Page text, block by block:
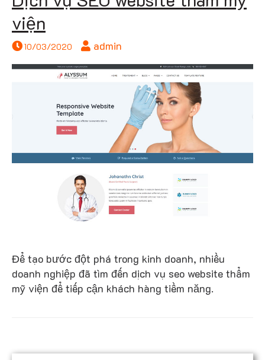
u
mỹ
viện
10/03/2020 admin
Để tạo bước đột phá trong kinh doanh, nhiều
doanh nghiệp đã tìm đến dịch vụ seo website thẩm
mỹ viện để tiếp cận khách hàng tiềm năng.